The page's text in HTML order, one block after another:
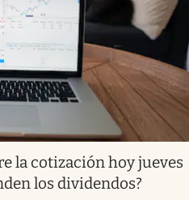
la cotización hoy jueves
los dividendos?